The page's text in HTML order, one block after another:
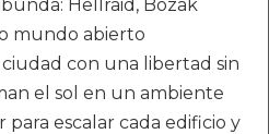
Hellraid, Bozak
mundo abierto
con una libertad sin
el sol en un ambiente
para escalar cada edificio y